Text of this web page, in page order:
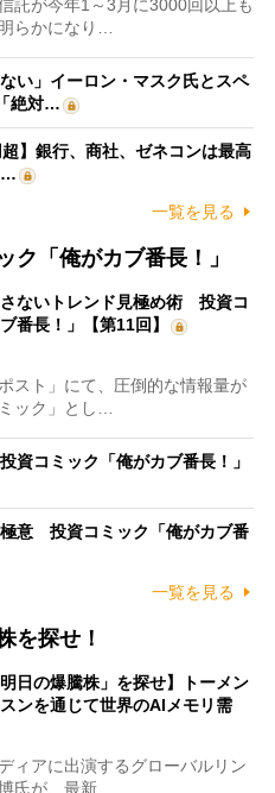
託が今年1～3月に3000回以上も
らかになり…
い」イーロン・マスク氏とスペ
絶対…
】銀行、商社、ゼネコンは最高
…
一覧を見る
ク「俺がカブ番長！」
さないトレンド見極め術 投資コ
番長！」【第11回】
スト」にて、圧倒的な情報量が
ック」とし…
コミック「俺がカブ番長！」
意 投資コミック「俺がカブ番
一覧を見る
を探せ！
明日の爆騰株」を探せ】トーメン
ンを通じて世界のAIメモリ需
ィアに出演するグローバルリン
氏が、最新…